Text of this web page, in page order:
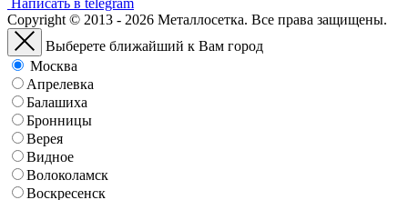
Написать в telegram
Copyright © 2013 - 2026 Металлосетка. Все права защищены.
Выберете ближайший к Вам город
Москва
Апрелевка
Балашиха
Бронницы
Верея
Видное
Волоколамск
Воскресенск